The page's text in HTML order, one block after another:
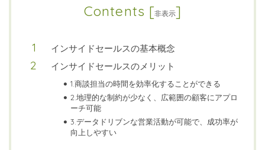
Contents [非表示]
インサイドセールスの基本概念
インサイドセールスのメリット
1.商談担当の時間を効率化することができる
2.地理的な制約が少なく、広範囲の顧客にアプロ
ーチ可能
3.データドリブンな営業活動が可能で、成功率が
向上しやすい